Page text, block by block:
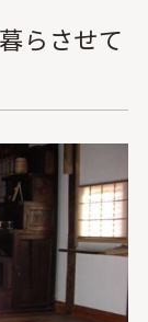
らさせて